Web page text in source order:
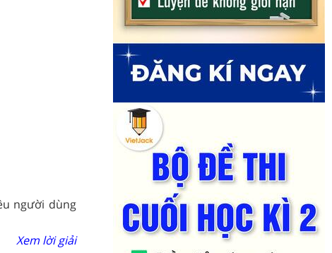
người dùng
Xem lời giải